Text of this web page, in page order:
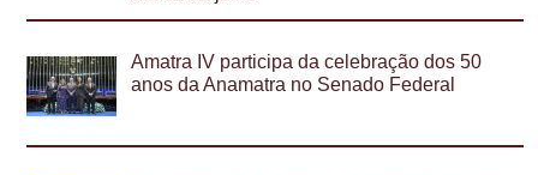
Amatra IV participa da celebração dos 50
anos da Anamatra no Senado Federal